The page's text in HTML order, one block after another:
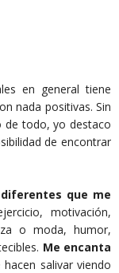
en general tiene
nada positivas. Sin
de todo, yo destaco
de encontrar
que me
motivación,
o moda, humor,
Me encanta
hacen salivar viendo